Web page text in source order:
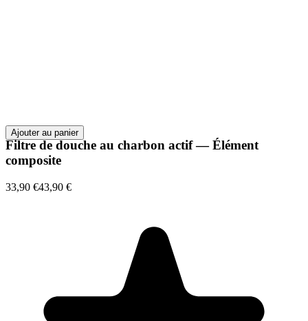
Ajouter au panier
Filtre de douche au charbon actif — Élément
composite
33,90 €43,90 €